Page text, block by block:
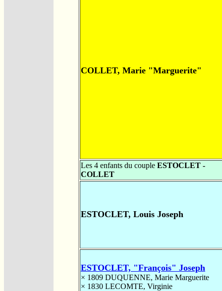
COLLET, Marie "Marguerite"
Les 4 enfants du couple ESTOCLET -
COLLET
ESTOCLET, Louis Joseph
ESTOCLET, "François" Joseph
× 1809 DUQUENNE, Marie Marguerite
× 1830 LECOMTE, Virginie